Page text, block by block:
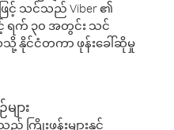
ြင့် သင်သည် Viber ၏
ရက် ၃၀ အတွင်း သင်
နိုင်ငံတကာ ဖုန်းခေါ်ဆိုမှု
ျား
ကြိုးဖုန်းများနှင့်